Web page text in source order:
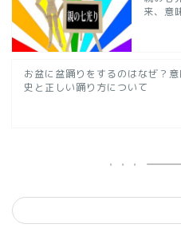
来、意
お盆に盆踊りをするのはなぜ？意
史と正しい踊り方について